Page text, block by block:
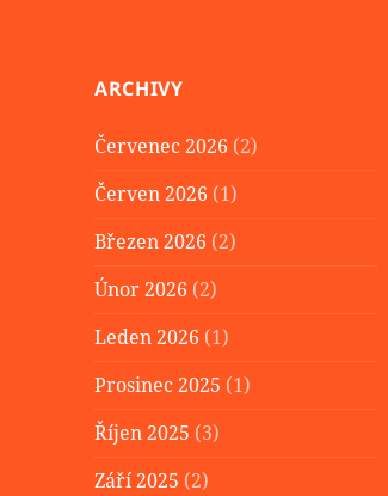
ARCHIVY
Červenec 2026 (2)
Červen 2026 (1)
Březen 2026 (2)
Únor 2026 (2)
Leden 2026 (1)
Prosinec 2025 (1)
Říjen 2025 (3)
Září 2025 (2)